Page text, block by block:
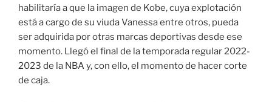
habilitaría a que la imagen de Kobe, cuya explotación
está a cargo de su viuda Vanessa entre otros, pueda
ser adquirida por otras marcas deportivas desde ese
momento. Llegó el final de la temporada regular 2022-
2023 de la NBA y, con ello, el momento de hacer corte
de caja.